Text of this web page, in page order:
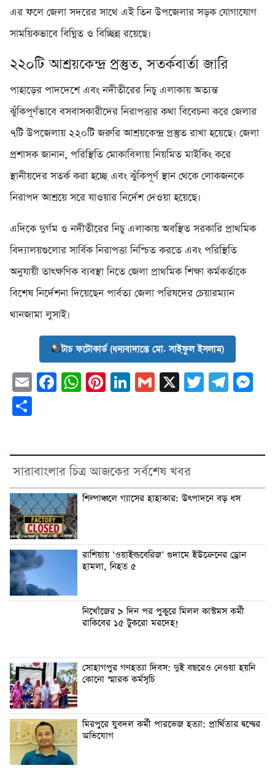
এর ফলে জেলা সদরের সাথে এই তিন উপজেলার সড়ক যোগাযোগ
সাময়িকভাবে বিঘ্নিত ও বিচ্ছিন্ন রয়েছে।
২২০টি আশ্রয়কেন্দ্র প্রস্তুত, সতর্কবার্তা জারি
পাহাড়ের পাদদেশে এবং নদীতীরের নিচু এলাকায় অত্যন্ত
ঝুঁকিপূর্ণভাবে বসবাসকারীদের নিরাপত্তার কথা বিবেচনা করে জেলার
৭টি উপজেলায় ২২০টি জরুরি আশ্রয়কেন্দ্র প্রস্তুত রাখা হয়েছে। জেলা
প্রশাসক জানান, পরিস্থিতি মোকাবিলায় নিয়মিত মাইকিং করে
স্থানীয়দের সতর্ক করা হচ্ছে এবং ঝুঁকিপূর্ণ স্থান থেকে লোকজনকে
নিরাপদ আশ্রয়ে সরে যাওয়ার নির্দেশ দেওয়া হয়েছে।
এদিকে দুর্গম ও নদীতীরের নিচু এলাকায় অবস্থিত সরকারি প্রাথমিক
বিদ্যালয়গুলোর সার্বিক নিরাপত্তা নিশ্চিত করতে এবং পরিস্থিতি
অনুযায়ী তাত্ক্ষণিক ব্যবস্থা নিতে জেলা প্রাথমিক শিক্ষা কর্মকর্তাকে
বিশেষ নির্দেশনা দিয়েছেন পার্বত্য জেলা পরিষদের চেয়ারম্যান
থানজামা লুসাই।
টাচ ফটোকার্ড (ধন্যবাদান্তে মো. সাইফুল ইসলাম)
EmailFacebook
WhatsApp
Pinterest
LinkedIn
Gmail
X Twitter
সারাবাংলার চিত্র আজকের সর্বশেষ খবর
শিল্পাঞ্চলে গ্যাসের হাহাকার: উৎপাদনে বড় ধস
রাশিয়ায় ‘ওয়াইল্ডবেরিজ’ গুদামে ইউক্রেনের ড্রোন
হামলা, নিহত ৫
নিখোঁজের ৯ দিন পর পুকুরে মিলল কাস্টমস কর্মী
রাকিবের ১৫ টুকরো মরদেহ!
সোহাগপুর গণহত্যা দিবস: দুই বছরেও নেওয়া হয়নি
কোনো স্মারক কর্মসূচি
মিরপুরে যুবদল কর্মী পারভেজ হত্যা: প্রার্থিতার দ্বন্দ্বের
অভিযোগ